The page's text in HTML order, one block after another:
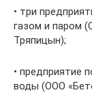
• три
газом и паром
Тряпицын);
• предприятие
воды (ООО